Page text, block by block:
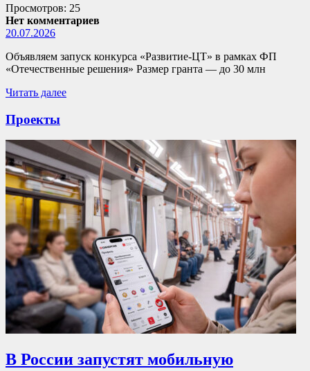
Просмотров: 25
Нет комментариев
20.07.2026
Объявляем запуск конкурса «Развитие-ЦТ» в рамках ФП
«Отечественные решения» Размер гранта — до 30 млн
Читать далее
Проекты
В России запустят мобильную